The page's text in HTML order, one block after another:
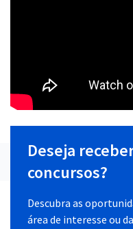
Deseja
concursos?
Descubra as
área de interesse ou